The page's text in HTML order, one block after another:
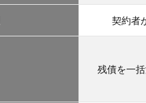
契約者
残債を一